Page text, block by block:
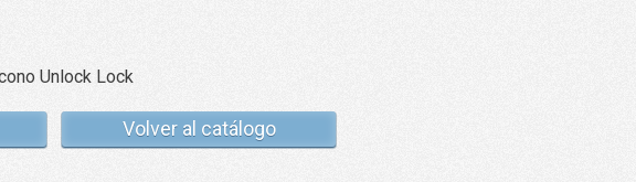
Volver al catálogo